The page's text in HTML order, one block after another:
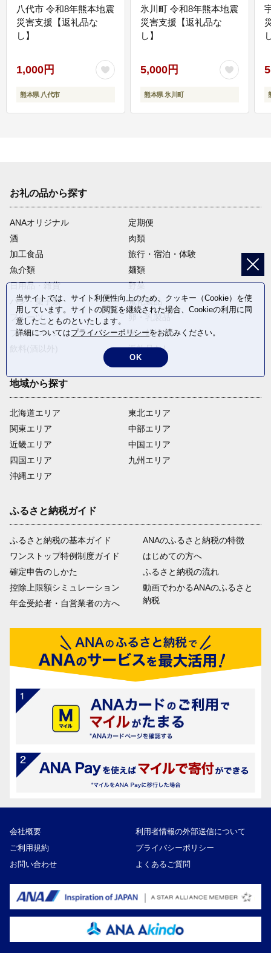
八代市 令和8年熊本地震
災害支援【返礼品な
し】
1,000円
熊本県 八代市
氷川町 令和8年熊本地震
災害支援【返礼品な
し】
5,000円
熊本県 氷川町
お礼の品から探す
ANAオリジナル
定期便
酒
肉類
加工食品
旅行・宿泊・体験
魚介類
麺類
日用品・雑貨
野菜
パン・菓子類
電化製品
フルーツ
ファッション
米・穀物
返礼品なし
地域から探す
北海道エリア
関東エリア
近畿エリア
四国エリア
沖縄エリア
東北エリア
中部エリア
中国エリア
九州エリア
ふるさと納税ガイド
ふるさと納税の基本ガイド
ワンストップ特例制度ガイド
確定申告のしかた
控除上限額シミュレーション
年金受給者・自営業者の方へ
ANAのふるさと納税の特徴
はじめての方へ
ふるさと納税の流れ
動画でわかるANAのふるさと
納税
会社概要
利用者情報の外部送信について
ご利用規約
プライバシーポリシー
お問い合わせ
よくあるご質問
当サイトでは、サイト利便性向上のため、クッキー（Cookie）を使
用しています。サイトの閲覧を継続された場合、Cookieの利用に同
意したことものといたします。
詳細についてはプライバシーポリシーをお読みください。
OK